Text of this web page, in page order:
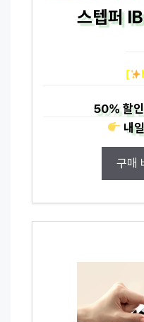
스텝퍼
[
50%할
내
구매